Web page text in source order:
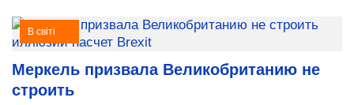
В світі
Меркель призвала Великобританию не
строить